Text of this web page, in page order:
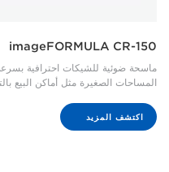
imageFORMULA CR-150
المساحات الصغيرة مثل أماكن البيع
اكتشف المزيد